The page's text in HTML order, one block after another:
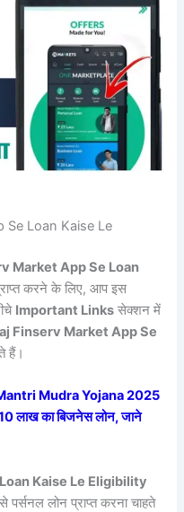
Se Loan Kaise Le
Market App Se Loan
करने के लिए, आप इस
Important Links सेक्शन में
Finserv Market App Se
हैं।
Mudra Yojana 2025
लाख का बिजनेस लोन, जाने
Kaise Le Eligibility
पर्सनल लोन प्राप्त करना चाहते